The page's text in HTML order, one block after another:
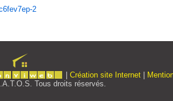
2
Création site Internet
Tous droits réservés.